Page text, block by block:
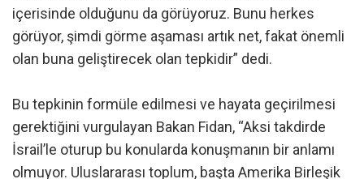
içerisinde olduğunu da görüyoruz. Bunu herkes
görüyor, şimdi görme aşaması artık net, fakat önemli
olan buna geliştirecek olan tepkidir” dedi.
Bu tepkinin formüle edilmesi ve hayata geçirilmesi
gerektiğini vurgulayan Bakan Fidan, “Aksi takdirde
İsrail’le oturup bu konularda konuşmanın bir anlamı
olmuyor. Uluslararası toplum, başta Amerika Birleşik